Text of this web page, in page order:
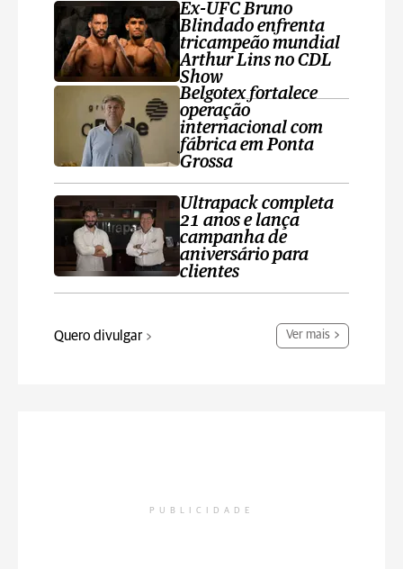
Ex-UFC Bruno
Blindado enfrenta
tricampeão mundial
Arthur Lins no CDL
Show
Belgotex fortalece
operação
internacional com
fábrica em Ponta
Grossa
Ultrapack completa
21 anos e lança
campanha de
aniversário para
clientes
Quero divulgar Ver mais
PUBLICIDADE